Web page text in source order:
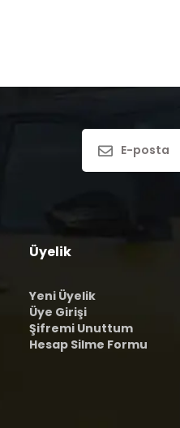
Üyelik
Yeni Üyelik
Üye Girişi
Şifremi Unuttum
Hesap Silme Formu